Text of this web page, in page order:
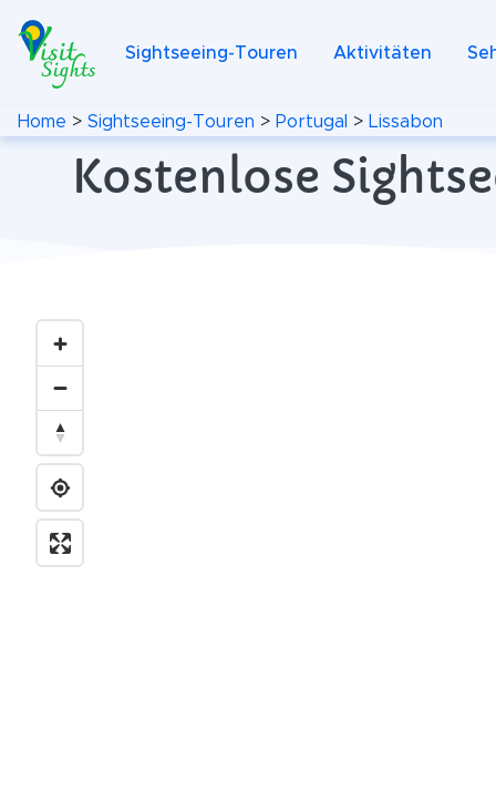
Sightseeing-Touren Aktivitäten
Home > Sightseeing-Touren > Portugal > Lissabon
Kostenlose